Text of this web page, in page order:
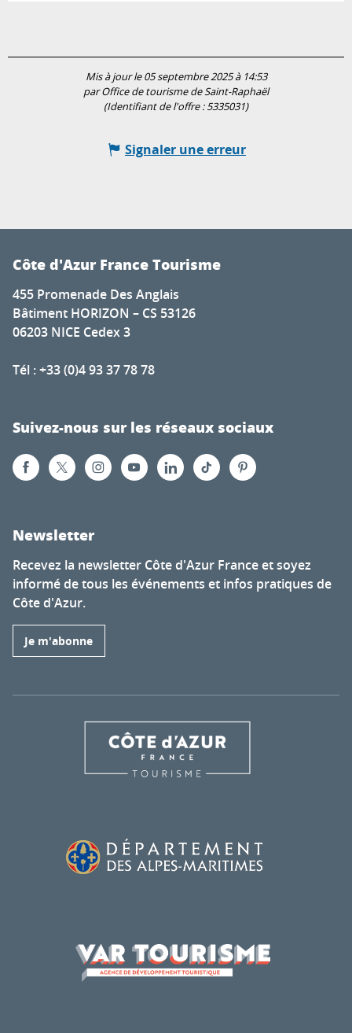
Mis à jour le 05 septembre 2025 à 14:53
par Office de tourisme de Saint-Raphaël
(Identifiant de l'offre :5335031)
Signaler une erreur
Côte d'Azur France Tourisme
455 Promenade Des Anglais
Bâtiment HORIZON – CS 53126
06203 NICE Cedex 3
Tél : +33 (0)4 93 37 78 78
Suivez-nous sur les réseaux sociaux
Newsletter
Recevez la newsletter Côte d'Azur France et soyez
informé de tous les événements et infos pratiques de
Côte d'Azur.
Je m'abonne